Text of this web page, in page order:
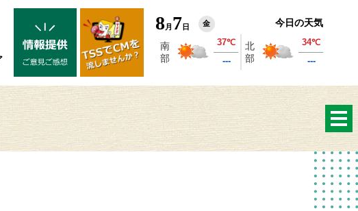
8 月 7 日 金 今日の天気